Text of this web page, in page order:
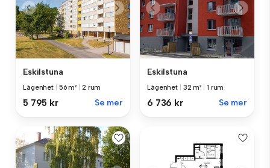
Eskilstuna
Lägenhet 56 m² 2 rum
5 795 kr Se mer
Eskilstuna
Lägenhet 32 m² 1 rum
6 736 kr Se mer